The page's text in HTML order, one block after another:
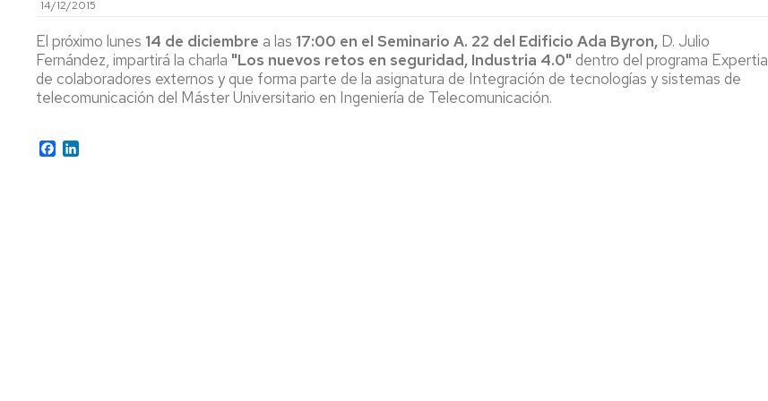
CONSEJO
DEPARTAMENTO
DE
DEPARTAMENTO
COMISIÓN
PERMANENTE
ENTIDADES
COLABORADORAS
IMPRESOS
CALENDARIO
EINA
14/12/2015
El próximo lunes 14 de diciembre a las 17:00 en el Seminario A. 22 del Edificio Ada Byron, D. Julio
Fernández, impartirá la charla "Los nuevos retos en seguridad, Industria 4.0" dentro del programa Expertia
de colaboradores externos y que forma parte de la asignatura de Integración de tecnologías y sistemas de
telecomunicación del Máster Universitario en Ingeniería de Telecomunicación.
Facebook